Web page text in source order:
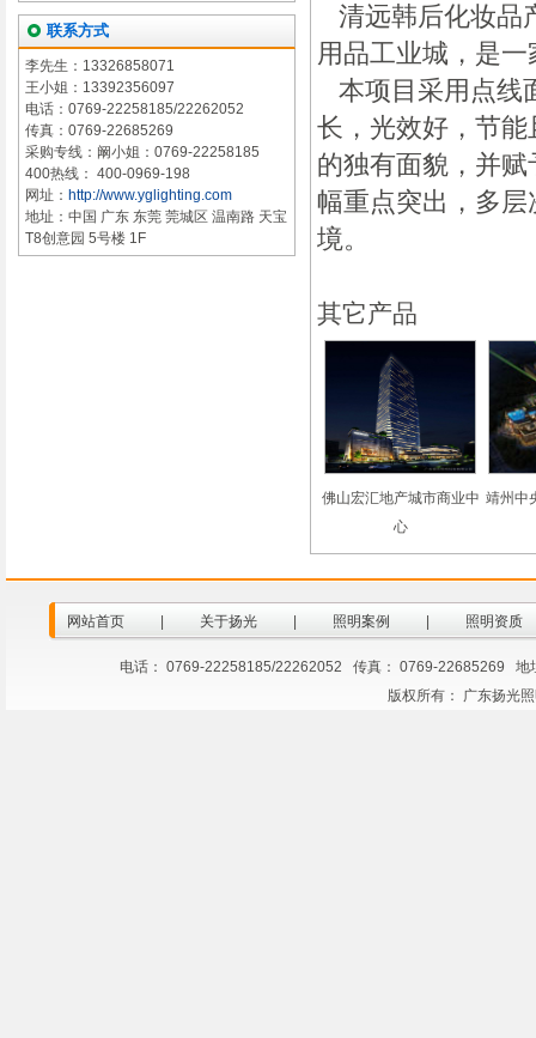
联系方式
李先生：13326858071
王小姐：13392356097
电话：0769-22258185/22262052
传真：0769-22685269
采购专线：阚小姐：0769-22258185
400热线： 400-0969-198
网址： http://www.yglighting.com
地址：中国 广东 东莞 莞城区 温南路 天宝
T8创意园 5号楼 1F
清远韩后化妆品
用品工业城，是
本项目采用点线
长，光效好，节
的独有面貌，并
幅重点突出，多
境。
其它产品
佛山宏汇地产城市商业中
心
靖州中
网站首页 关于扬光 照明案例 照明资质
电话： 0769-22258185/22262052 传真： 0769-22685269 地
版权所有： 广东扬光